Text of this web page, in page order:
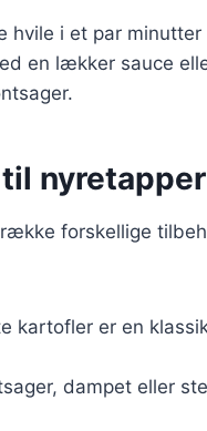
hvile i et par
en lækker sauce
nyretapper
forskellige
kartofler er en
dampet eller